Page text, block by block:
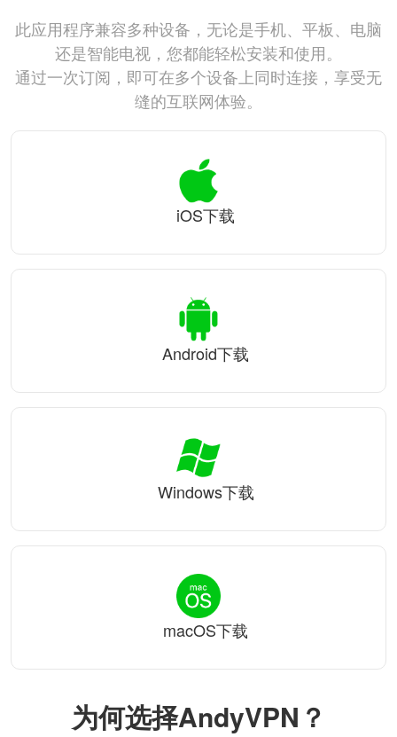
为何选择AndyVPN？
此应用程序兼容多种设备，无论是手机、平板、电脑
还是智能电视，您都能轻松安装和使用。
通过一次订阅，即可在多个设备上同时连接，享受无
缝的互联网体验。
iOS下载
Android下载
Windows下载
macOS下载